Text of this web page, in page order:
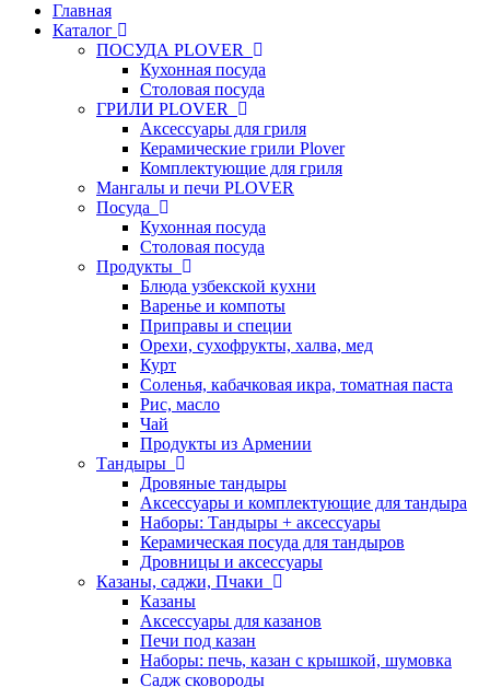
Главная
Каталог
ПОСУДА PLOVER
Кухонная посуда
Столовая посуда
ГРИЛИ PLOVER
Аксессуары для гриля
Керамические грили Plover
Комплектующие для гриля
Мангалы и печи PLOVER
Посуда
Кухонная посуда
Столовая посуда
Продукты
Блюда узбекской кухни
Варенье и компоты
Приправы и специи
Орехи, сухофрукты, халва, мед
Курт
Соленья, кабачковая икра, томатная паста
Рис, масло
Чай
Продукты из Армении
Тандыры
Дровяные тандыры
Аксессуары и комплектующие для тандыра
Наборы: Тандыры + аксессуары
Керамическая посуда для тандыров
Дровницы и аксессуары
Казаны, саджи, Пчаки
Казаны
Аксессуары для казанов
Печи под казан
Наборы: печь, казан с крышкой, шумовка
Садж сковороды